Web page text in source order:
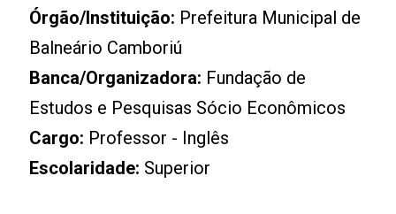
Órgão/Instituição: Prefeitura Municipal de
Balneário Camboriú
Banca/Organizadora: Fundação de
Estudos e Pesquisas Sócio Econômicos
Cargo: Professor - Inglês
Escolaridade: Superior